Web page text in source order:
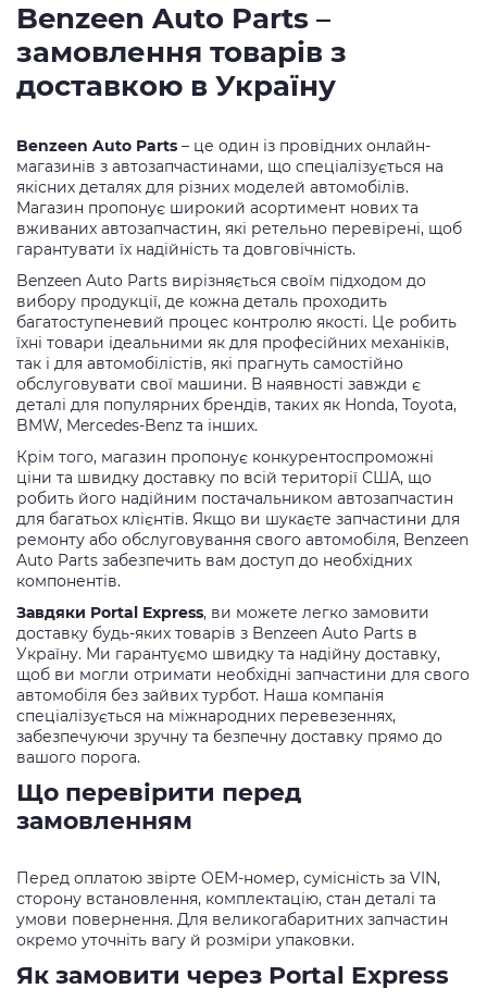
Benzeen Auto Parts –
замовлення товарів з
доставкою в Україну
Benzeen Auto Parts – це один із провідних онлайн-
магазинів з автозапчастинами, що спеціалізується на
якісних деталях для різних моделей автомобілів.
Магазин пропонує широкий асортимент нових та
вживаних автозапчастин, які ретельно перевірені, щоб
гарантувати їх надійність та довговічність.
Benzeen Auto Parts вирізняється своїм підходом до
вибору продукції, де кожна деталь проходить
багатоступеневий процес контролю якості. Це робить
їхні товари ідеальними як для професійних механіків,
так і для автомобілістів, які прагнуть самостійно
обслуговувати свої машини. В наявності завжди є
деталі для популярних брендів, таких як Honda, Toyota,
BMW, Mercedes-Benz та інших.
Крім того, магазин пропонує конкурентоспроможні
ціни та швидку доставку по всій території США, що
робить його надійним постачальником автозапчастин
для багатьох клієнтів. Якщо ви шукаєте запчастини для
ремонту або обслуговування свого автомобіля, Benzeen
Auto Parts забезпечить вам доступ до необхідних
компонентів.
Завдяки Portal Express, ви можете легко замовити
доставку будь-яких товарів з Benzeen Auto Parts в
Україну. Ми гарантуємо швидку та надійну доставку,
щоб ви могли отримати необхідні запчастини для свого
автомобіля без зайвих турбот. Наша компанія
спеціалізується на міжнародних перевезеннях,
забезпечуючи зручну та безпечну доставку прямо до
вашого порога.
Що перевірити перед
замовленням
Перед оплатою звірте OEM-номер, сумісність за VIN,
сторону встановлення, комплектацію, стан деталі та
умови повернення. Для великогабаритних запчастин
окремо уточніть вагу й розміри упаковки.
Як замовити через Portal Express